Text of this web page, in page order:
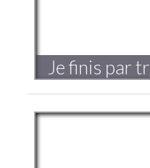
Je finis par
le désordre